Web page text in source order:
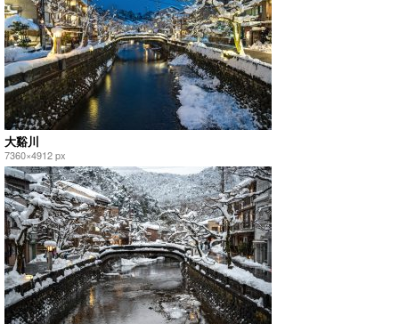
大谿川
7360×4912 px